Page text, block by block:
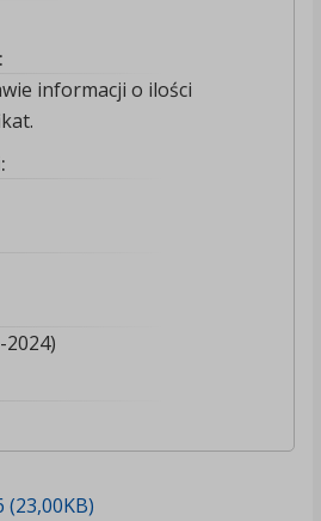
informacji o ilości
2024)